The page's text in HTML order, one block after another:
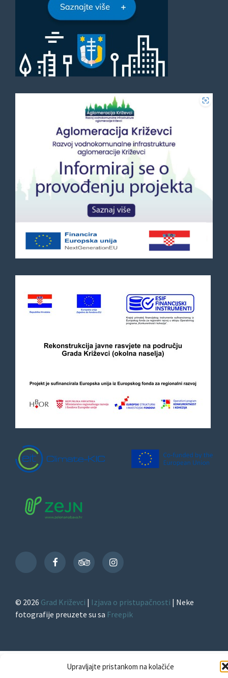
Upravljajte pristankom na kolačiće
TikTok
FacebookTripAdvisorInstagram
© 2026 Grad Križevci | Izjava o pristupačnosti | Neke
fotografije preuzete su sa Freepik